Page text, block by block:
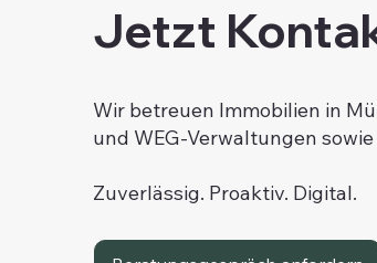
Jetzt
Wir betreuen Immobilien in
und WEG-Verwaltungen
Zuverlässig. Proaktiv. Digital.